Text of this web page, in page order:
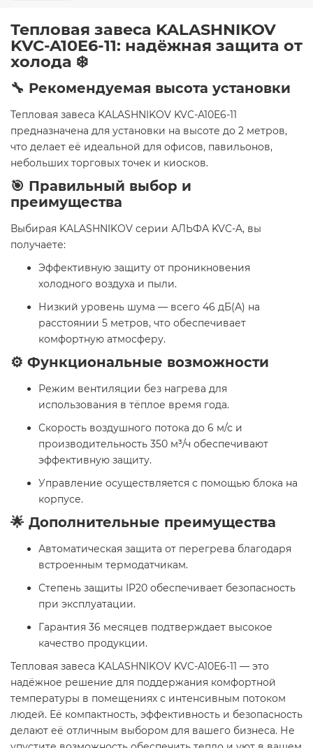
Тепловая завеса KALASHNIKOV
KVC-A10E6-11: надёжная защита от
холода ❄️
🔧 Рекомендуемая высота установки
Тепловая завеса KALASHNIKOV KVC-A10E6-11
предназначена для установки на высоте до 2 метров,
что делает её идеальной для офисов, павильонов,
небольших торговых точек и киосков.
🎯 Правильный выбор и
преимущества
Выбирая KALASHNIKOV серии АЛЬФА KVC-A, вы
получаете:
Эффективную защиту от проникновения
холодного воздуха и пыли.
Низкий уровень шума — всего 46 дБ(А) на
расстоянии 5 метров, что обеспечивает
комфортную атмосферу.
⚙️ Функциональные возможности
Режим вентиляции без нагрева для
использования в тёплое время года.
Скорость воздушного потока до 6 м/с и
производительность 350 м³/ч обеспечивают
эффективную защиту.
Управление осуществляется с помощью блока на
корпусе.
🌟 Дополнительные преимущества
Автоматическая защита от перегрева благодаря
встроенным термодатчикам.
Степень защиты IP20 обеспечивает безопасность
при эксплуатации.
Гарантия 36 месяцев подтверждает высокое
качество продукции.
Тепловая завеса KALASHNIKOV KVC-A10E6-11 — это
надёжное решение для поддержания комфортной
температуры в помещениях с интенсивным потоком
людей. Её компактность, эффективность и безопасность
делают её отличным выбором для вашего бизнеса. Не